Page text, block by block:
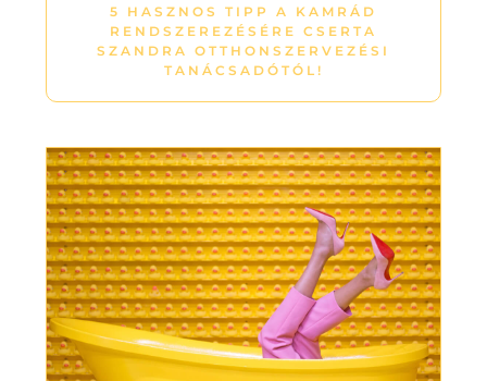
5 HASZNOS TIPP A KAMRÁD
RENDSZEREZÉSÉRE CSERTA
SZANDRA OTTHONSZERVEZÉSI
TANÁCSADÓTÓL!